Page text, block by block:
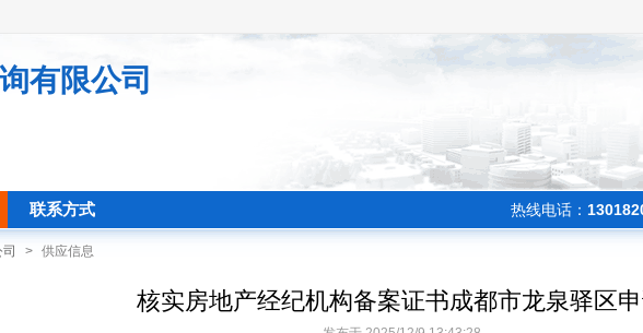
有限公司
联系方式 热线电话：
> 供应信息
核实房地产经纪机构备案证书成都市龙泉驿区